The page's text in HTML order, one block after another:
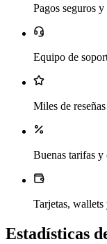
Pagos seguros
Equipo de
Miles de
Buenas tarifas y
Tarjetas,
Estadísticas